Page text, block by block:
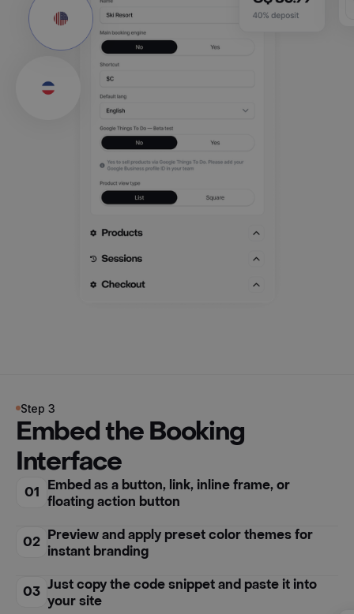
Step 3
Embed the Booking
Interface
01 Embed as a button, link, inline frame, or
floating action button
02 Preview and apply preset color themes for
instant branding
03 Just copy the code snippet and paste it into
your site